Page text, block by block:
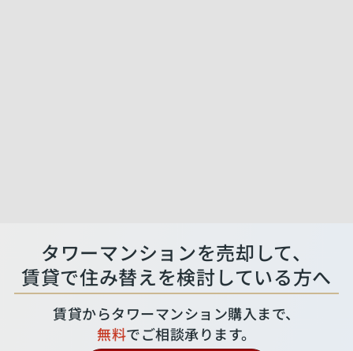
タワーマンションを売却して、
賃貸で住み替えを検討している方へ
賃貸からタワーマンション購入まで、
無料でご相談承ります。